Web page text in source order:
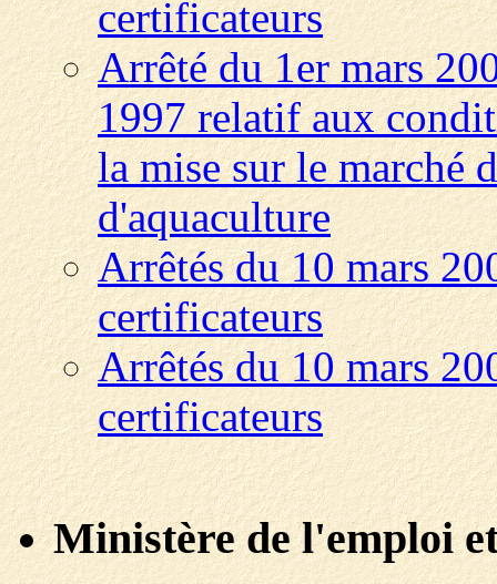
certificateurs
Arrêté du 1er mars
1997 relatif aux
la mise sur le marché
d'aquaculture
Arrêtés du 10 mars
certificateurs
Arrêtés du 10 mars
certificateurs
Ministère de l'emploi